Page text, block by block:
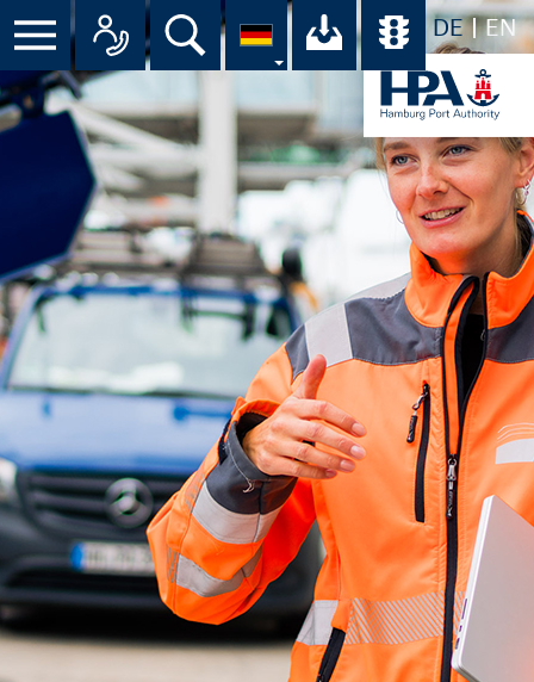
DE EN
Menü Alle Ansprechpartner im
Suche Ihr Download-